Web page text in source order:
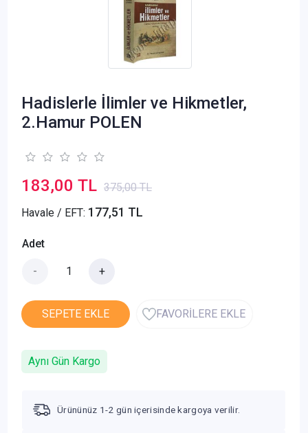
Hadislerle İlimler ve Hikmetler,
2.Hamur POLEN
183,00 TL 375,00 TL
Havale / EFT: 177,51 TL
Adet
- +
SEPETE EKLE FAVORİLERE EKLE
Aynı Gün Kargo
Ürününüz 1-2 gün içerisinde kargoya verilir.